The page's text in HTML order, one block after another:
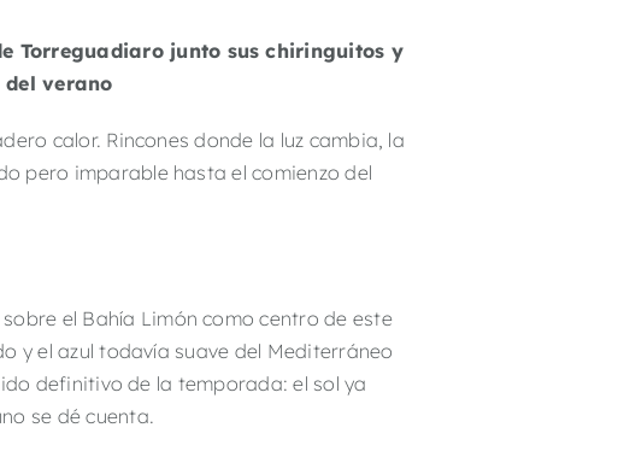
Torreguadiaro junto sus chiringuitos y
del verano
calor. Rincones donde la luz cambia, la
pero imparable hasta el comienzo del
el Bahía Limón como centro de este
y el azul todavía suave del Mediterráneo
definitivo de la temporada: el sol ya
se dé cuenta.